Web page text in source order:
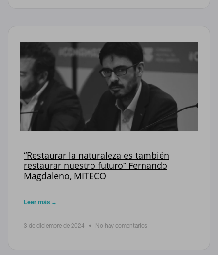
“Restaurar la naturaleza es también
restaurar nuestro futuro” Fernando
Magdaleno, MITECO
Leer más →
3 de diciembre de 2024 No hay comentarios
RECHAZAR TODO